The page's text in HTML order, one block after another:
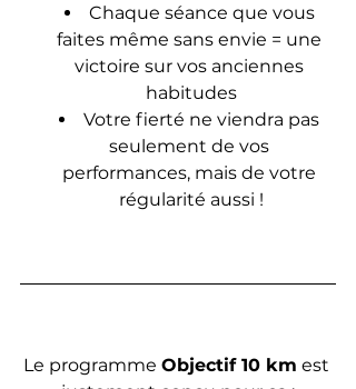
Chaque séance que vous
faites même sans envie = une
victoire sur vos anciennes
habitudes
Votre fierté ne viendra pas
seulement de vos
performances, mais de votre
régularité aussi !
Le programme Objectif 10 km est